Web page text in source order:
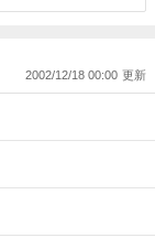
2002/12/18 00:00